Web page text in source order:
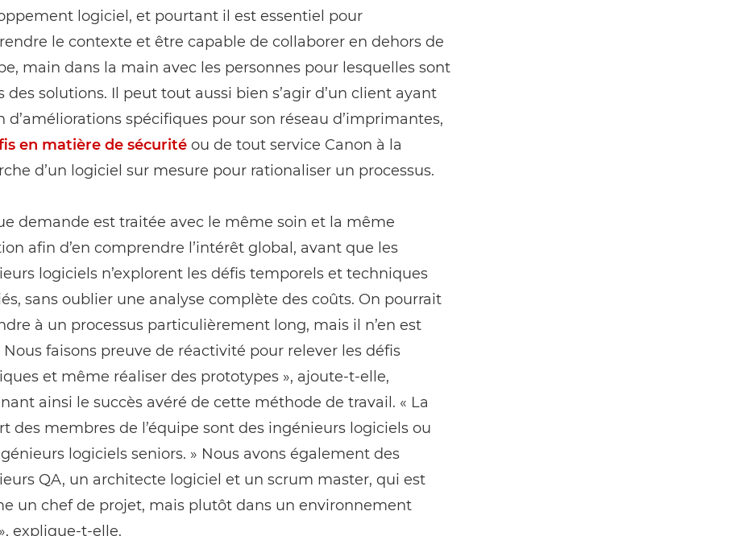
logiciel, et pourtant il est essentiel pour
le contexte et être capable de collaborer en dehors de
main dans la main avec les personnes pour lesquelles sont
des solutions. Il peut tout aussi bien s’agir d’un client ayant
d’améliorations spécifiques pour son réseau d’imprimantes,
en matière de sécuritéou de tout service Canon à la
dʼun logiciel sur mesure pour rationaliser un processus.
demande est traitée avec le même soin et la même
afin d’en comprendre lʼintérêt global, avant que les
logiciels n’explorent les défis temporels et techniques
sans oublier une analyse complète des coûts. On pourrait
à un processus particulièrement long, mais il n’en est
Nous faisons preuve de réactivité pour relever les défis
et même réaliser des prototypes », ajoute-t-elle,
ainsi le succès avéré de cette méthode de travail. « La
des membres de l’équipe sont des ingénieurs logiciels ou
logiciels seniors. » Nous avons également des
QA, un architecte logiciel et un scrum master, qui est
un chef de projet, mais plutôt dans un environnement
explique-t-elle.